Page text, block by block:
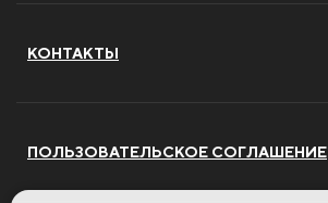
КОНТАКТЫ
ПОЛЬЗОВАТЕЛЬСКОЕ СОГЛАШЕНИЕ